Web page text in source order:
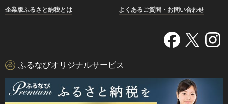
企業版ふるさと納税とは
よくあるご質問・お問い合わせ
ふるなびオリジナルサービス